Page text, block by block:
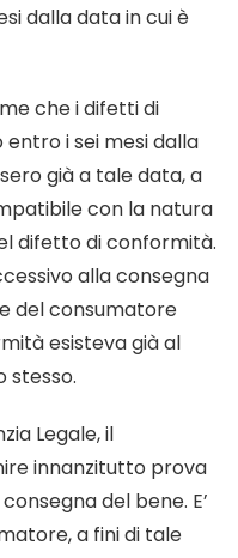
dalla data in cui è
che i difetti di
i sei mesi dalla
già a tale data, a
con la natura
difetto di conformità.
alla consegna
del consumatore
esisteva già al
stesso.
Legale, il
innanzitutto prova
del bene. E’
a fini di tale